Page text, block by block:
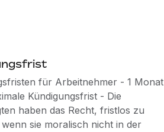
für Arbeitnehmer - 1 Monat
Kündigungsfrist - Die
haben das Recht, fristlos zu
sie moralisch nicht in der